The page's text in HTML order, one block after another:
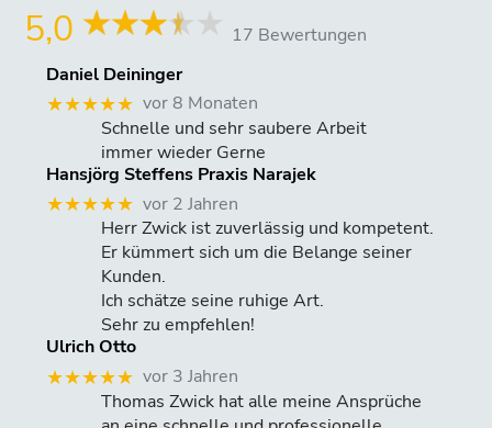
5,0
17 Bewertungen
Daniel Deininger
★★★★★ vor 8 Monaten
Schnelle und sehr saubere Arbeit
immer wieder Gerne
Hansjörg Steffens Praxis Narajek
★★★★★ vor 2 Jahren
Herr Zwick ist zuverlässig und kompetent.
Er kümmert sich um die Belange seiner
Kunden.
Ich schätze seine ruhige Art.
Sehr zu empfehlen!
Ulrich Otto
★★★★★ vor 3 Jahren
Thomas Zwick hat alle meine Ansprüche